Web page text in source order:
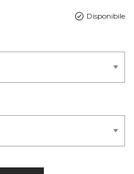
Disponibile